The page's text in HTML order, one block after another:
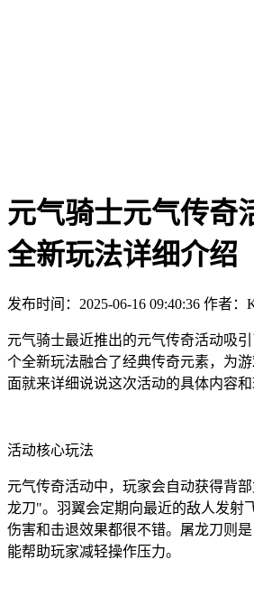
元气骑士元气传奇
全新玩法详细介绍
发布时间：2025-06-16 09:40:36 作者：
元气骑士最近推出的元气传奇活动吸
个全新玩法融合了经典传奇元素，为
面就来详细说说这次活动的具体内容和
活动核心玩法
元气传奇活动中，玩家会自动获得背
龙刀"。羽翼会定期向最近的敌人发射
伤害和击退效果都很不错。屠龙刀则是
能帮助玩家减轻操作压力。